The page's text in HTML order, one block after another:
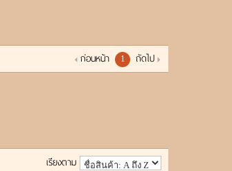
ก่อนหน้า 1 ถัดไป
เรียงตาม